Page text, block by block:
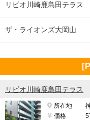
リビオ川崎鹿島田テラス
ザ・ライオンズ大岡山
リビオ川崎鹿島田テラス
所在地
価格